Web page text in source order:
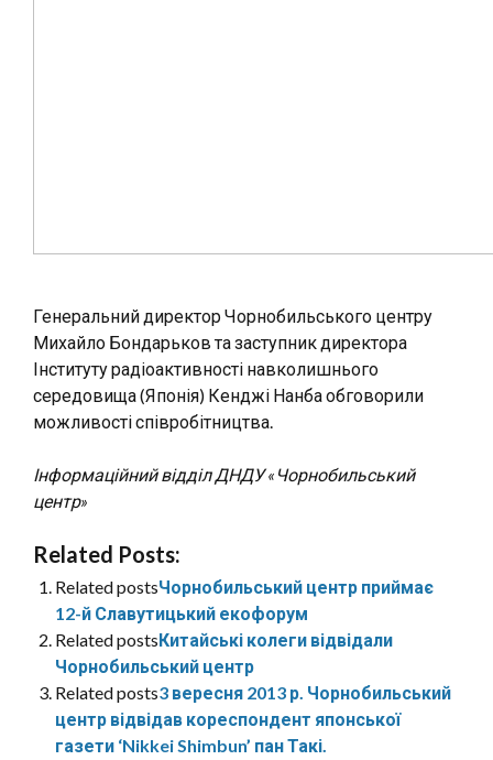
Генеральний директор Чорнобильського центру
Михайло Бондарьков та заступник директора
Інституту радіоактивності навколишнього
середовища (Японія) Кенджі Нанба обговорили
можливості співробітництва.
Інформаційний відділ ДНДУ «Чорнобильський
центр»
Related Posts:
Related postsЧорнобильський центр приймає
12-й Славутицький екофорум
Related postsКитайські колеги відвідали
Чорнобильський центр
Related posts3 вересня 2013 р. Чорнобильський
центр відвідав кореспондент японської
газети ‘Nikkei Shimbun’ пан Такі.